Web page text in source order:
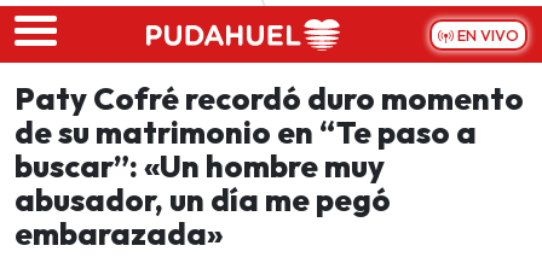
Skip to main content
EN VIVO
Paty Cofré recordó duro momento
de su matrimonio en “Te paso a
buscar”: «Un hombre muy
abusador, un día me pegó
embarazada»